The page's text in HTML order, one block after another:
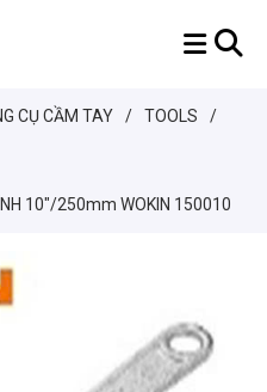
CỤ CẦM TAY / TOOLS /
10"/250mm WOKIN 150010